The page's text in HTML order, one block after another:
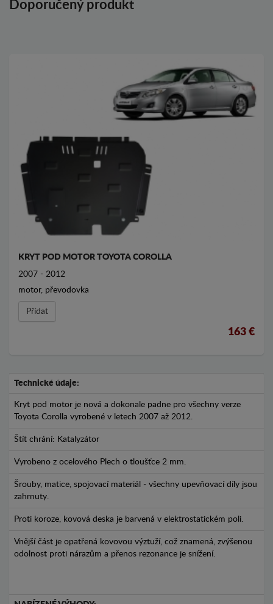
Doporučený produkt
KRYT POD MOTOR TOYOTA COROLLA
2007 - 2012
motor, převodovka
Přídat
163 €
Technické údaje:
Kryt pod motor je nová a dokonale padne pro všechny verze
Toyota Corolla vyrobené v letech 2007 až 2012.
Štít chrání: Katalyzátor
Vyrobeno z ocelového Plech o tloušťce 2 mm.
Šrouby, matice, spojovací materiál - všechny upevňovací díly jsou
zahrnuty.
Proti koroze, kovová deska je barvená v elektrostatickém poli.
Vnější část je opatřená kovovou výztuží, což znamená, zvýšenou
odolnost proti nárazům a přenos rezonance je snížení.